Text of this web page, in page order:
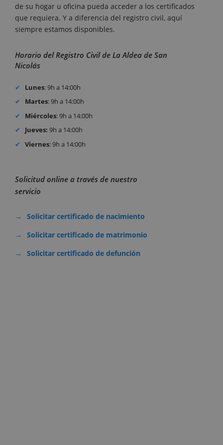
de su hogar u oficina pueda acceder a los certificados
que requiera. Y a diferencia del registro civil, aquí
siempre estamos disponibles.
Horario del Registro Civil de La Aldea de San
Nicolás
Lunes: 9h a 14:00h
Martes: 9h a 14:00h
Miércoles: 9h a 14:00h
Jueves: 9h a 14:00h
Viernes: 9h a 14:00h
Solicitud online a través de nuestro
servicio
Solicitar certificado de nacimiento
Solicitar certificado de matrimonio
Solicitar certificado de defunción